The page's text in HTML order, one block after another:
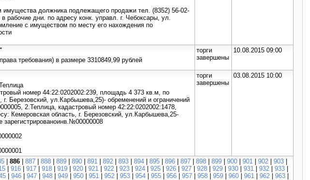
имущества должника подлежащего продажи тел. (8352) 56-02-
рабочие дни. по адресу конк. управл. г. Чебоксары, ул.
с имуществом по месту его нахождения по
требования) в размере 3310849,99 рублей
торги
завершены
10.08.2015 09:00
номер 44:22:0202002:239, площадь 4 373 кв.м, по
г. Березовский, ул.Карбышева,25)- обременений и ограничений
2.Теплица, кадастровый номер 42:22:0202002:1478,
Кемеровская область, г. Березовский, ул.Карбышева,25-
зарегистрированоинв.№00000008
торги
завершены
03.08.2015 10:00
| 886 | 887 | 888 | 889 | 890 | 891 | 892 | 893 | 894 | 895 | 896 | 897 | 898 | 899 | 900 | 901 | 902 | 903 |
| 916 | 917 | 918 | 919 | 920 | 921 | 922 | 923 | 924 | 925 | 926 | 927 | 928 | 929 | 930 | 931 | 932 | 933 |
| 946 | 947 | 948 | 949 | 950 | 951 | 952 | 953 | 954 | 955 | 956 | 957 | 958 | 959 | 960 | 961 | 962 | 963 |